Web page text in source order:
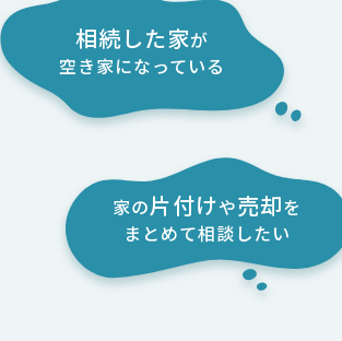
家の片付けや売却を
まとめて相談したい
相続した家が
空き家になっている